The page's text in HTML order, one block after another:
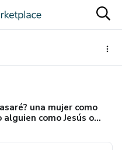
una mujer como
alguien como Jesús o